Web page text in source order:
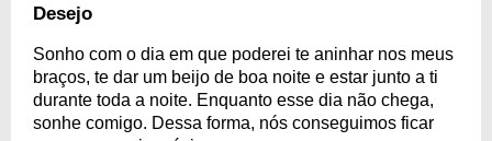
Desejo
Sonho com o dia em que poderei te aninhar nos meus
braços, te dar um beijo de boa noite e estar junto a ti
durante toda a noite. Enquanto esse dia não chega,
sonhe comigo. Dessa forma, nós conseguimos ficar